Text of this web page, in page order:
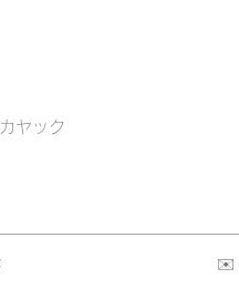
ヤック
✉️